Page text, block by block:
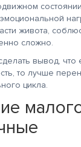
живота,
сложно.
вывод, что
то лучше
цикла.